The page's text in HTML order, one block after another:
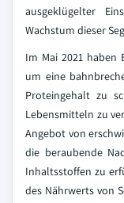
ausgeklügelter
Wachstum dieser
Im Mai 2021 haben
um eine
Proteingehalt zu
Lebensmitteln zu
Angebot von
die beraubende
Inhaltsstoffen zu
des Nährwerts von